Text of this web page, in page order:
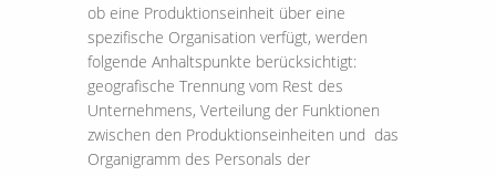
ob eine Produktionseinheit über eine
spezifische Organisation verfügt, werden
folgende Anhaltspunkte berücksichtigt:
geografische Trennung vom Rest des
Unternehmens, Verteilung der Funktionen
zwischen den Produktionseinheiten und das
Organigramm des Personals der